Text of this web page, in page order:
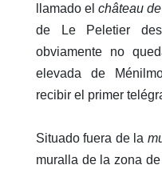
llamado el château
de Le Peletier
obviamente no
elevada de
recibir el primer
Situado fuera de la
muralla de la zona